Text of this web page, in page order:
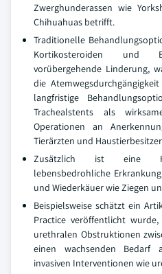
Zwerghunderassen wie
Chihuahuas betrifft.
Traditionelle
Kortikosteroiden und
vorübergehende Linderung,
die
langfristige
Trachealstents als
Operationen an
Tierärzten und
Zusätzlich ist eine
lebensbedrohliche
und Wiederkäuer wie Ziegen
Beispielsweise schätzt ein
Practice veröffentlicht
urethralen Obstruktionen
einen wachsenden Bedarf
invasiven Interventionen wie